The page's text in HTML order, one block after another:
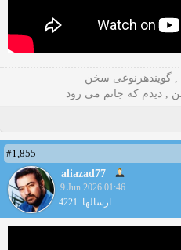
, گویندهرنوعی سخن
, دیدم که جانم می رود
#1,855
aliazad77
9 Jun 2026 01:46
ارسالها: 4221